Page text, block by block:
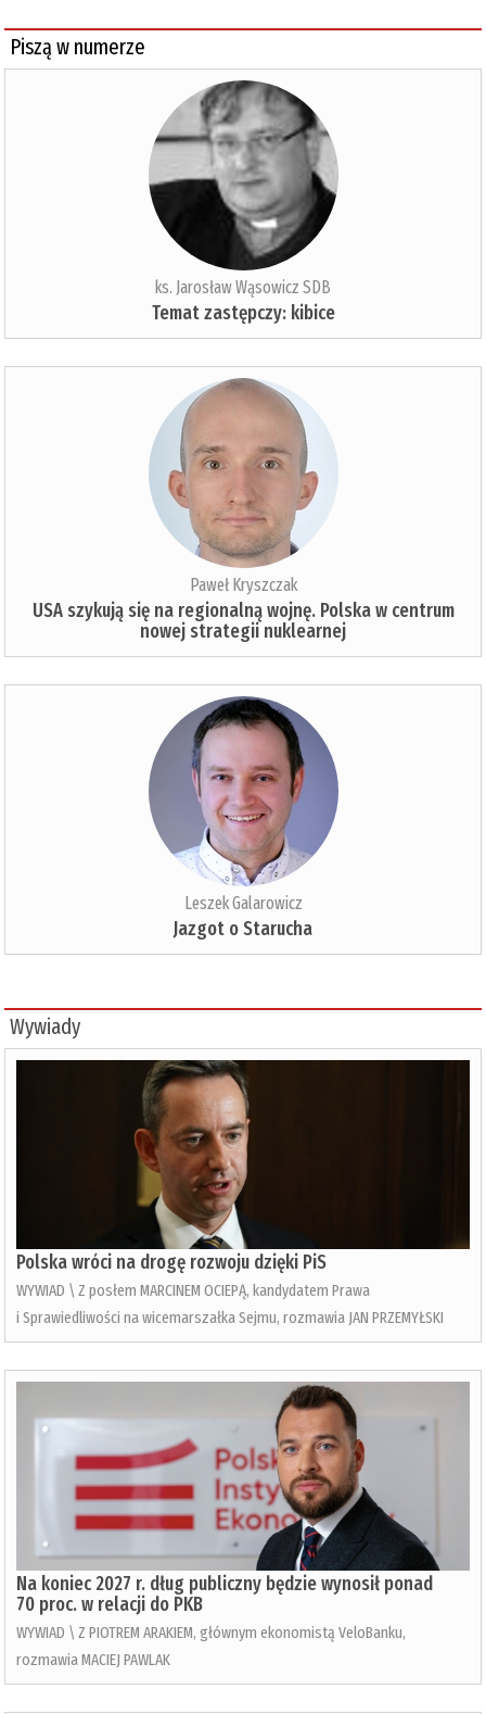
Piszą w numerze
ks. Jarosław Wąsowicz SDB
Temat zastępczy: kibice
Paweł Kryszczak
USA szykują się na regionalną wojnę. Polska w centrum
nowej strategii nuklearnej
Leszek Galarowicz
Jazgot o Starucha
Wywiady
Polska wróci na drogę rozwoju dzięki PiS
WYWIAD \ Z posłem MARCINEM OCIEPĄ, kandydatem Prawa
i Sprawiedliwości na wicemarszałka Sejmu, rozmawia JAN PRZEMYŁSKI
Na koniec 2027 r. dług publiczny będzie wynosił ponad
70 proc. w relacji do PKB
WYWIAD \ Z PIOTREM ARAKIEM, głównym ekonomistą VeloBanku,
rozmawia MACIEJ PAWLAK